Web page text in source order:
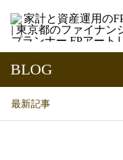
BLOG
最新記事